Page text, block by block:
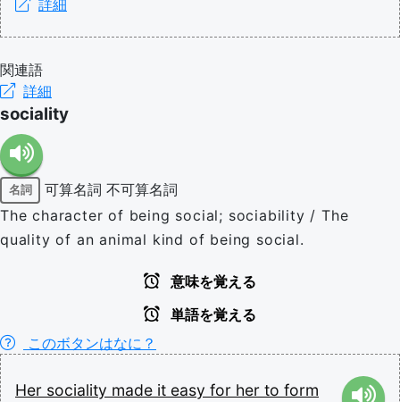
詳細
関連語
詳細
sociality
名詞 可算名詞 不可算名詞
The character of being social; sociability / The
quality of an animal kind of being social.
意味を覚える
単語を覚える
このボタンはなに？
Her sociality made it easy for her to form